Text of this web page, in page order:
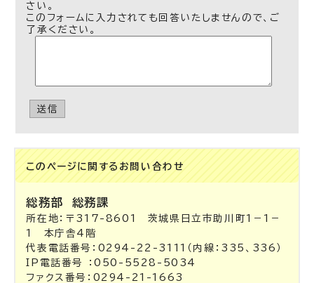
さい。
このフォームに入力されても回答いたしませんので、ご
了承ください。
送信
このページに関する お問い合わせ
総務部 総務課
所在地：〒317-8601 茨城県日立市助川町1－1－
1 本庁舎4階
代表電話番号：0294-22-3111（内線：335、336）
IP電話番号 ：050-5528-5034
ファクス番号：0294-21-1663